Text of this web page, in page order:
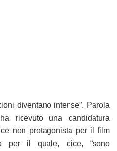
diventano intense”. Parola
ricevuto una candidatura
non protagonista per il film
per il quale, dice, “sono